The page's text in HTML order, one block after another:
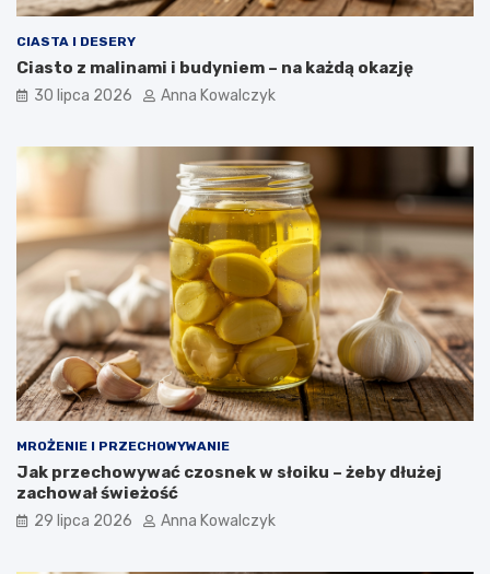
CIASTA I DESERY
Ciasto z malinami i budyniem – na każdą okazję
30 lipca 2026 Anna Kowalczyk
MROŻENIE I PRZECHOWYWANIE
Jak przechowywać czosnek w słoiku – żeby dłużej
zachował świeżość
29 lipca 2026 Anna Kowalczyk